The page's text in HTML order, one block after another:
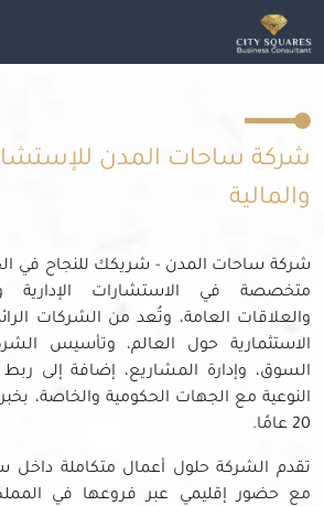
شركة ساحات المدن
والمالية
شركة ساحات المدن - شريكك للنجاح في
متخصصة في الاستشارات الإدارية
والعلاقات العامة، وتُعد من الشركات
الاستثمارية حول العالم، وتأسيس
السوق، وإدارة المشاريع، إضافة إلى
النوعية مع الجهات الحكومية والخاصة،
20 عامًا.
تقدم الشركة حلول أعمال متكاملة داخل
مع حضور إقليمي عبر فروعها في